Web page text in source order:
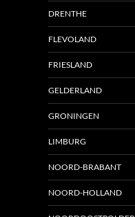
DRENTHE
FLEVOLAND
FRIESLAND
GELDERLAND
GRONINGEN
LIMBURG
NOORD-BRABANT
NOORD-HOLLAND